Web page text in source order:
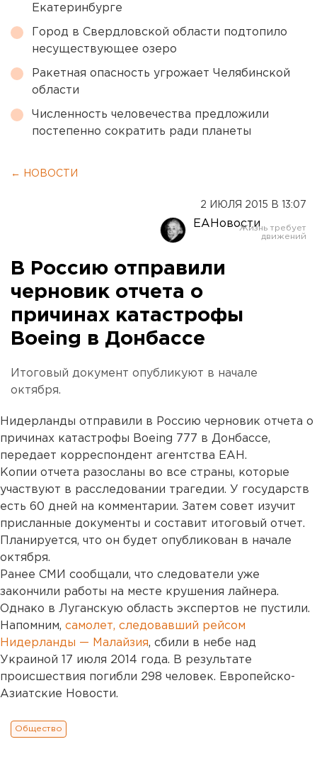
Екатеринбурге
Город в Свердловской области подтопило
несуществующее озеро
Ракетная опасность угрожает Челябинской
области
Численность человечества предложили
постепенно сократить ради планеты
← НОВОСТИ
2 ИЮЛЯ 2015 В 13:07
ЕАНовости
В Россию отправили
черновик отчета о
причинах катастрофы
Boeing в Донбассе
Итоговый документ опубликуют в начале
октября.
Нидерланды отправили в Россию черновик отчета о
причинах катастрофы Boeing 777 в Донбассе,
передает корреспондент агентства ЕАН.
Копии отчета разосланы во все страны, которые
участвуют в расследовании трагедии. У государств
есть 60 дней на комментарии. Затем совет изучит
присланные документы и составит итоговый отчет.
Планируется, что он будет опубликован в начале
октября.
Ранее СМИ сообщали, что следователи уже
закончили работы на месте крушения лайнера.
Однако в Луганскую область экспертов не пустили.
Напомним, самолет, следовавший рейсом
Нидерланды — Малайзия, сбили в небе над
Украиной 17 июля 2014 года. В результате
происшествия погибли 298 человек. Европейско-
Азиатские Новости.
Общество